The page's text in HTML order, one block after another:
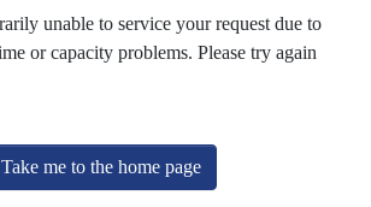
unable to service your request due to
or capacity problems. Please try again
Take me to the home page